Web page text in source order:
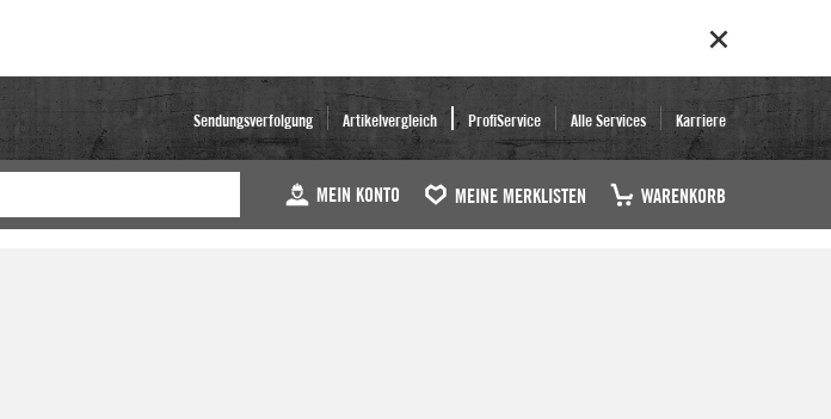
Sendungsverfolgung Artikelvergleich ProfiService Alle Services Karriere
MEIN KONTO MEINE MERKLISTEN WARENKORB